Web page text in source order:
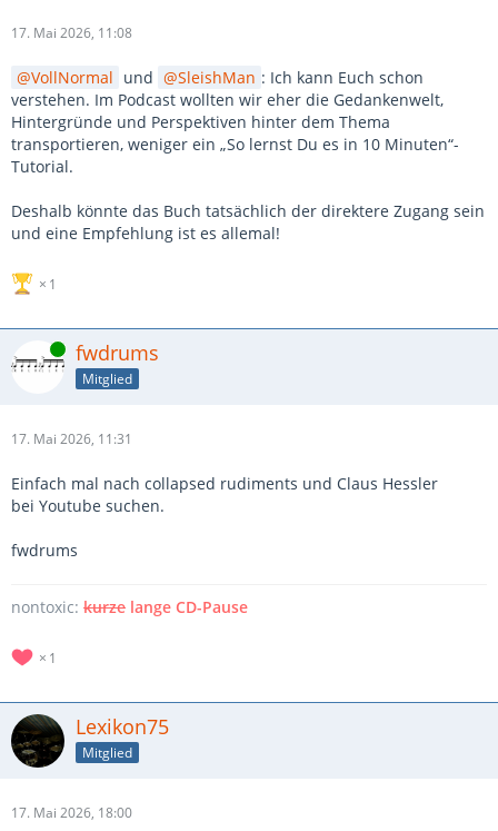
17. Mai 2026, 11:08
VollNormal und SleishMan : Ich kann Euch schon
verstehen. Im Podcast wollten wir eher die Gedankenwelt,
Hintergründe und Perspektiven hinter dem Thema
transportieren, weniger ein „So lernst Du es in 10 Minuten“-
Tutorial.
Deshalb könnte das Buch tatsächlich der direktere Zugang sein
und eine Empfehlung ist es allemal!
1
Online fwdrums
Mitglied
17. Mai 2026, 11:31
Einfach mal nach collapsed rudiments und Claus Hessler
bei Youtube suchen.
fwdrums
nontoxic: kurze lange CD-Pause
1
Lexikon75
Mitglied
17. Mai 2026, 18:00